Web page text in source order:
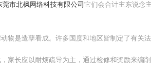
莞市北枫网络科技有限公司它们会合计主东说念
物是造孽看成。许多国度和地区皆制定了有关
家长应以耐烦疏导为主，通过检修和奖励来编